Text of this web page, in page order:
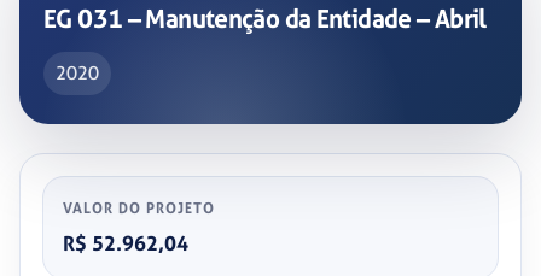
EG 031 – Manutenção da Entidade – Abril
2020
VALOR DO PROJETO
R$ 52.962,04